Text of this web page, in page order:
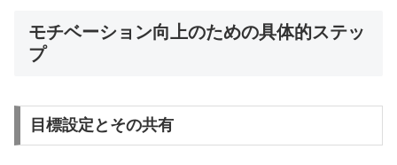
モチベーション向上のための具体的ステッ
プ
目標設定とその共有